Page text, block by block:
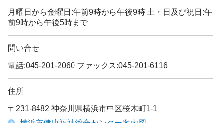
月曜日から金曜日:午前9時から午後9時 土・日及び祝日:午
前9時から午後5時まで
問い合せ
電話:045-201-2060 ファックス:045-201-6116
住所
〒231-8482 神奈川県横浜市中区桜木町1-1